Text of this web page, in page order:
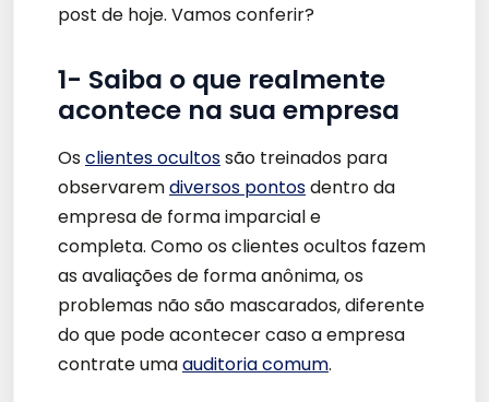
post de hoje. Vamos conferir?
1- Saiba o que realmente
acontece na sua empresa
Osclientes ocultossão treinados para
observaremdiversos pontosdentro da
empresa de forma imparcial e
completa. Como os clientes ocultos fazem
as avaliações de forma anônima, os
problemas não são mascarados, diferente
do que pode acontecer caso a empresa
contrate umaauditoria comum.